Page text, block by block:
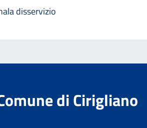
disservizio
di Cirigliano